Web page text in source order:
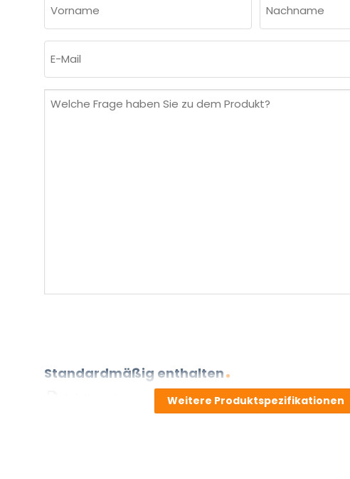
(ERFORDERLICH)
Vorname Nachname
Mail
Welche
Standardmäßig enthalten
Anleitung in verschiedenen SprachenWeitere Produktspezifikationen